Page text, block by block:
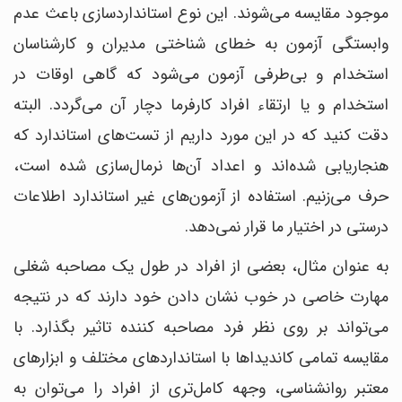
موجود مقایسه می‎‌شوند. این نوع استانداردسازی باعث عدم
وابستگی آزمون به خطای شناختی مدیران و کارشناسان
استخدام و بی‌طرفی آزمون می‌شود که گاهی اوقات در
استخدام و یا ارتقاء افراد کارفرما دچار آن می‌گردد. البته
دقت کنید که در این مورد داریم از تست‌های استاندارد که
هنجاریابی شده‌اند و اعداد آن‌ها نرمال‌سازی شده است،
حرف می‌زنیم. استفاده از آزمون‌های غیر استاندارد اطلاعات
درستی در اختیار ما قرار نمی‌دهد.
به عنوان مثال، بعضی از افراد در طول یک مصاحبه شغلی
مهارت خاصی در خوب نشان دادن خود دارند که در نتیجه
می‎‌تواند بر روی نظر فرد مصاحبه کننده تاثیر بگذارد. با
مقایسه تمامی کاندیداها با استانداردهای مختلف و ابزارهای
معتبر روانشناسی، وجهه کامل‎‌تری از افراد را می‎‌توان به